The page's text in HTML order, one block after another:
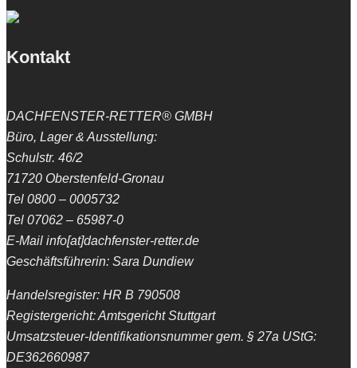
Kontakt
DACHFENSTER-RETTER® GMBH
Büro, Lager & Ausstellung:
Schulstr. 46/2
71720 Oberstenfeld-Gronau
Tel 0800 – 0005732
Tel 07062 – 65987-0
E-Mail info[at]dachfenster-retter.de
Geschäftsführerin: Sara Dundiew
Handelsregister: HR B 790508
Registergericht: Amtsgericht Stuttgart
Umsatzsteuer-Identifikationsnummer gem. § 27a UStG:
DE362660987